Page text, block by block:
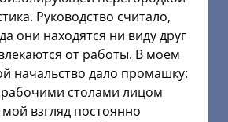
Руководство считало,
они находятся ни виду друг
от работы. В моем
начальство дало промашку:
столами лицом
мой взгляд постоянно